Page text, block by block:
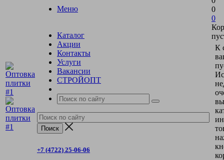
Меню
Каталог
Акции
Контакты
Услуги
Вакансии
СТРОЙОПТ
+7 (4722) 25-06-06
0
0
К